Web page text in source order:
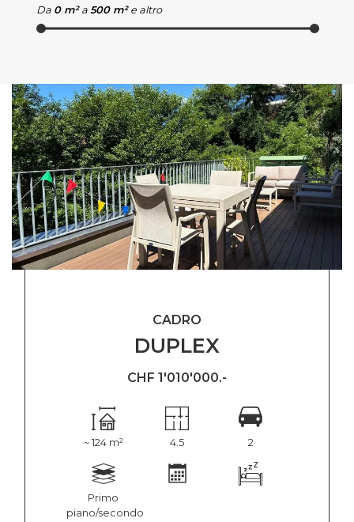
Da 0 m² a 500 m² e altro
DUPLEX
CADRO
CHF 1'010'000.-
~ 124 m² 4.5 2
Primo
piano/secondo